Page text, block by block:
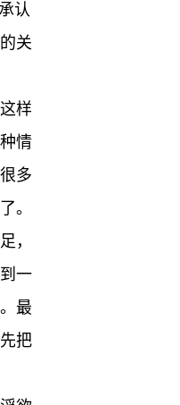
认
关
样
情
多
。
，
一
最
把